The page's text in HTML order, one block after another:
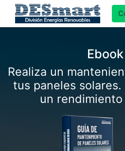
Ebook
Realiza un
tus paneles
un rendimiento